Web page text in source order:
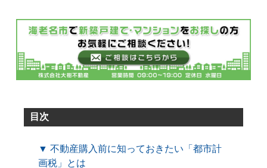
目次
▼ 不動産購入前に知っておきたい「都市計
画税」とは